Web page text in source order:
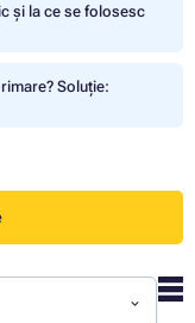
și la ce se folosesc
Soluție: